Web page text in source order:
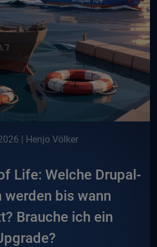
| Henjo Völker
Life: Welche Drupal-
werden bis wann
Brauche ich ein